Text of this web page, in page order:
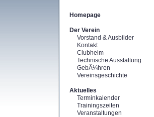
Homepage
Der Verein
Vorstand & Ausbilder
Kontakt
Clubheim
Technische Ausstattung
GebÃ¼hren
Vereinsgeschichte
Aktuelles
Terminkalender
Trainingszeiten
Veranstaltungen